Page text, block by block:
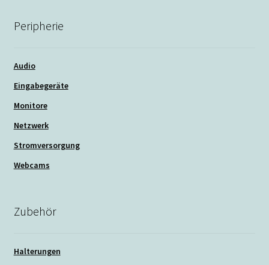
Peripherie
Audio
Eingabegeräte
Monitore
Netzwerk
Stromversorgung
Webcams
Zubehör
Halterungen